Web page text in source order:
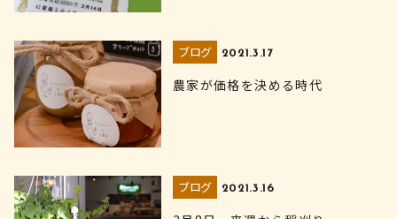
ブログ 2021.3.17
農家が価格を決める時代
ブログ 2021.3.16